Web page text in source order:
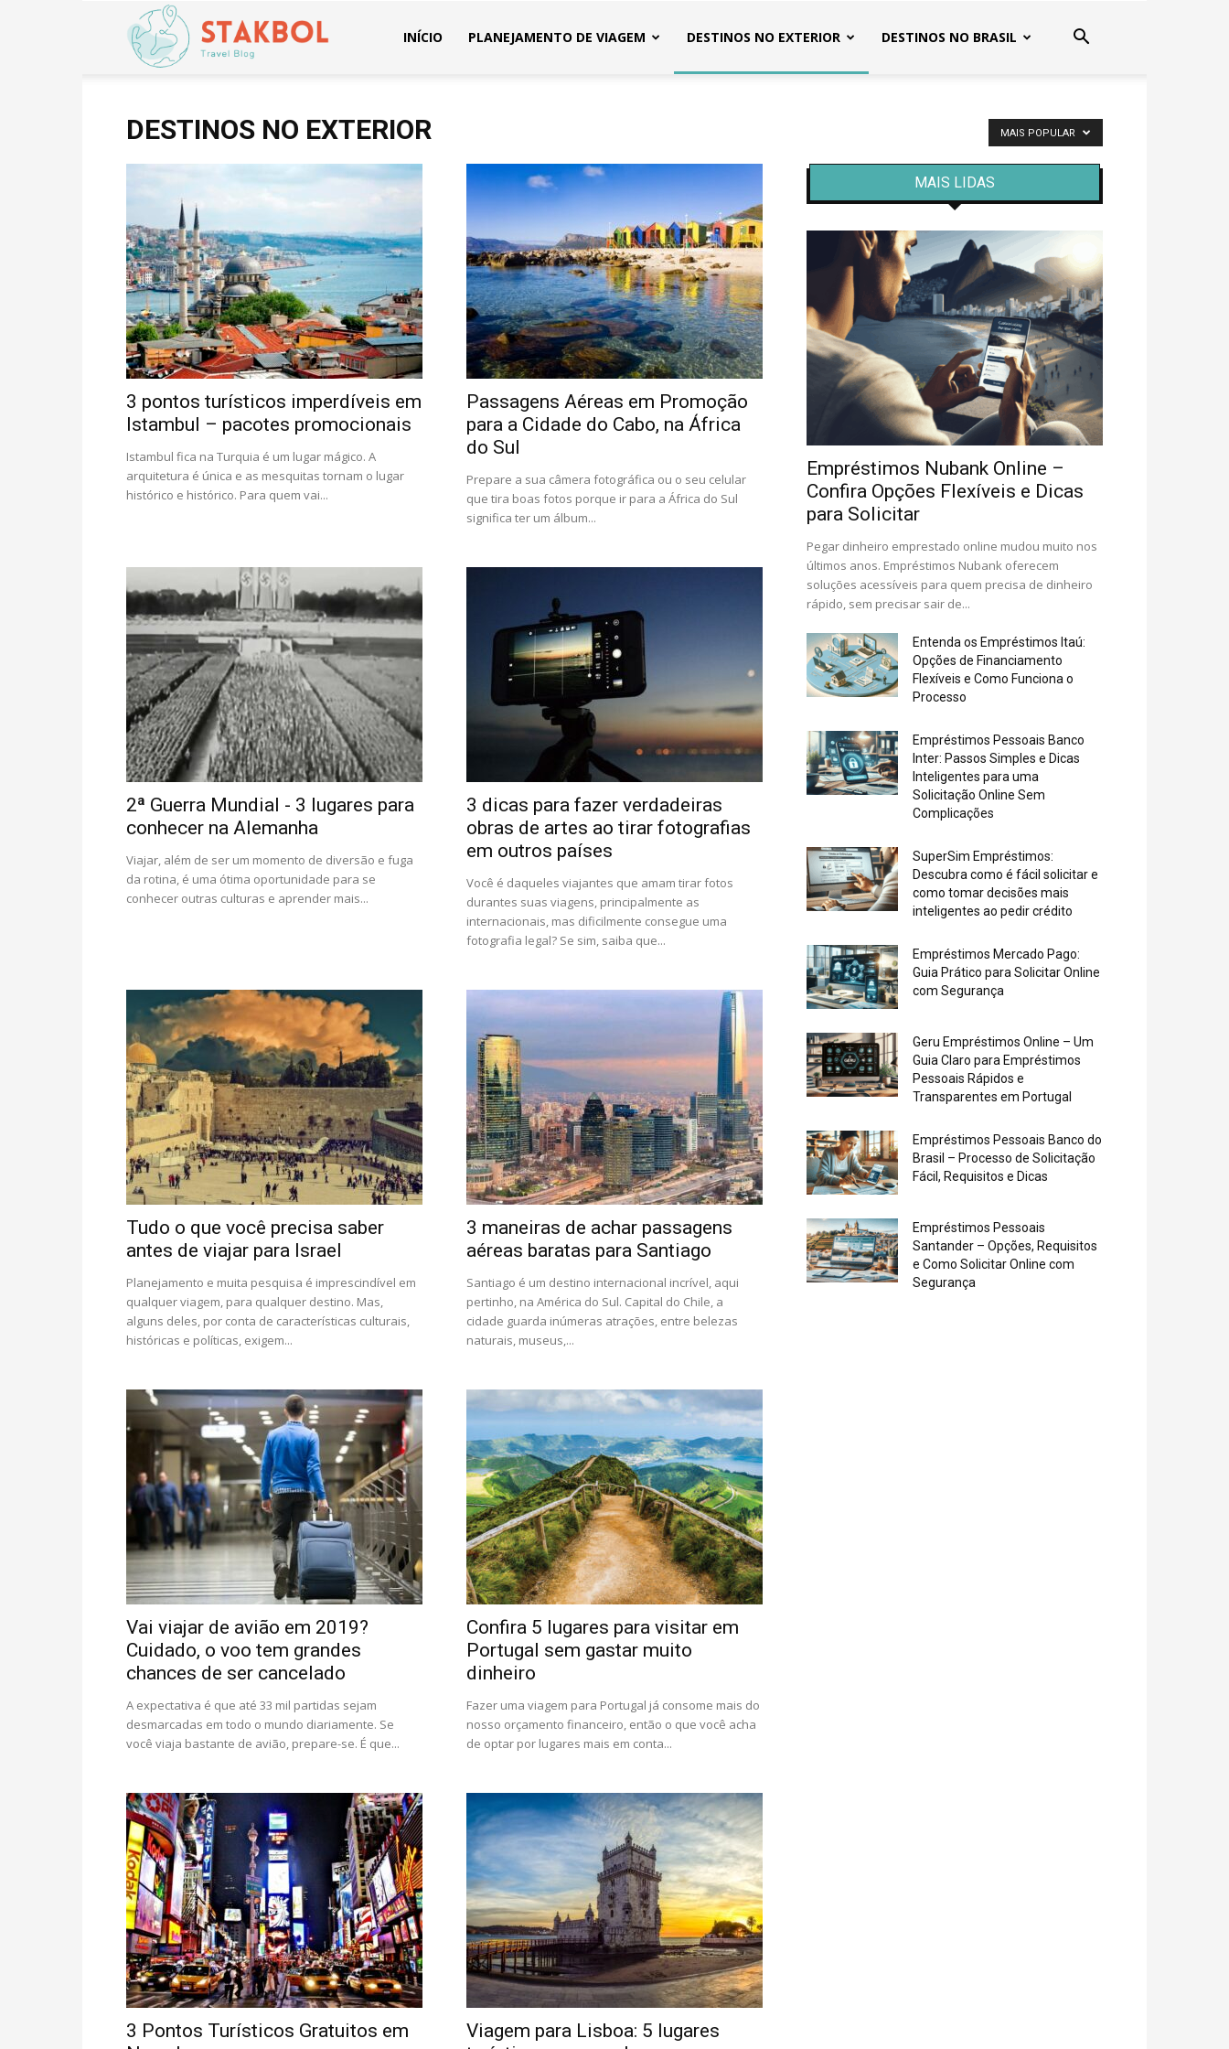
INÍCIO PLANEJAMENTO DE VIAGEM DESTINOS NO EXTERIOR DESTINOS NO BRASIL
DESTINOS NO EXTERIOR MAIS POPULAR
3 pontos turísticos imperdíveis em
Istambul – pacotes promocionais
Istambul fica na Turquia é um lugar mágico. A
arquitetura é única e as mesquitas tornam o lugar
histórico e histórico. Para quem vai...
Passagens Aéreas em Promoção
para a Cidade do Cabo, na África
do Sul
Prepare a sua câmera fotográfica ou o seu celular
que tira boas fotos porque ir para a África do Sul
significa ter um álbum...
2ª Guerra Mundial - 3 lugares para
conhecer na Alemanha
Viajar, além de ser um momento de diversão e fuga
da rotina, é uma ótima oportunidade para se
conhecer outras culturas e aprender mais...
3 dicas para fazer verdadeiras
obras de artes ao tirar fotografias
em outros países
Você é daqueles viajantes que amam tirar fotos
durantes suas viagens, principalmente as
internacionais, mas dificilmente consegue uma
fotografia legal? Se sim, saiba que...
Tudo o que você precisa saber
antes de viajar para Israel
Planejamento e muita pesquisa é imprescindível em
qualquer viagem, para qualquer destino. Mas,
alguns deles, por conta de características culturais,
históricas e políticas, exigem...
3 maneiras de achar passagens
aéreas baratas para Santiago
Santiago é um destino internacional incrível, aqui
pertinho, na América do Sul. Capital do Chile, a
cidade guarda inúmeras atrações, entre belezas
naturais, museus,...
Vai viajar de avião em 2019?
Cuidado, o voo tem grandes
chances de ser cancelado
A expectativa é que até 33 mil partidas sejam
desmarcadas em todo o mundo diariamente. Se
você viaja bastante de avião, prepare-se. É que...
Confira 5 lugares para visitar em
Portugal sem gastar muito
dinheiro
Fazer uma viagem para Portugal já consome mais do
nosso orçamento financeiro, então o que você acha
de optar por lugares mais em conta...
3 Pontos Turísticos Gratuitos em
Viagem para Lisboa: 5 lugares
MAIS LIDAS
Empréstimos Nubank Online –
Confira Opções Flexíveis e Dicas
para Solicitar
Pegar dinheiro emprestado online mudou muito nos
últimos anos. Empréstimos Nubank oferecem
soluções acessíveis para quem precisa de dinheiro
rápido, sem precisar sair de...
Entenda os Empréstimos Itaú:
Opções de Financiamento
Flexíveis e Como Funciona o
Processo
Empréstimos Pessoais Banco
Inter: Passos Simples e Dicas
Inteligentes para uma
Solicitação Online Sem
Complicações
SuperSim Empréstimos:
Descubra como é fácil solicitar e
como tomar decisões mais
inteligentes ao pedir crédito
Empréstimos Mercado Pago:
Guia Prático para Solicitar Online
com Segurança
Geru Empréstimos Online – Um
Guia Claro para Empréstimos
Pessoais Rápidos e
Transparentes em Portugal
Empréstimos Pessoais Banco do
Brasil – Processo de Solicitação
Fácil, Requisitos e Dicas
Empréstimos Pessoais
Santander – Opções, Requisitos
e Como Solicitar Online com
Segurança